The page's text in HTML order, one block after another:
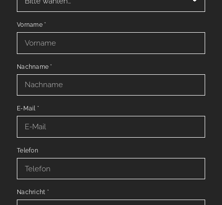
Vorname *
Nachname *
E-Mail *
Telefon
Nachricht *